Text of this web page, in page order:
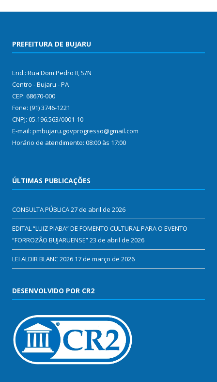
PREFEITURA DE BUJARU
End.: Rua Dom Pedro II, S/N
Centro - Bujaru - PA
CEP: 68670-000
Fone: (91) 3746-1221
CNPJ: 05.196.563/0001-10
E-mail: pmbujaru.govprogresso@gmail.com
Horário de atendimento: 08:00 às 17:00
ÚLTIMAS PUBLICAÇÕES
CONSULTA PÚBLICA27 de abril de 2026
EDITAL “LUIZ PIABA” DE FOMENTO CULTURAL PARA O EVENTO
“FORROZÃO BUJARUENSE”23 de abril de 2026
LEI ALDIR BLANC 2026 17 de março de 2026
DESENVOLVIDO POR CR2